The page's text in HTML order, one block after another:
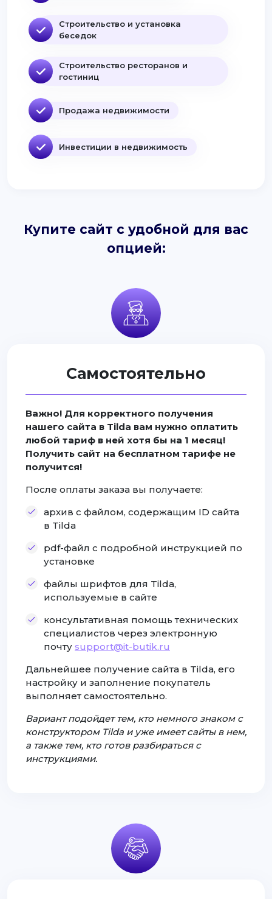
Строительство и установка
беседок
Строительство ресторанов и
гостиниц
Продажа недвижимости
Инвестиции в недвижимость
Купите сайт с удобной для вас
опцией:
Самостоятельно
Важно! Для корректного получения
нашего сайта в Tilda вам нужно оплатить
любой тариф в ней хотя бы на 1 месяц!
Получить сайт на бесплатном тарифе не
получится!
После оплаты заказа вы получаете:
архив с файлом, содержащим ID сайта
в Tilda
pdf-файл с подробной инструкцией по
установке
файлы шрифтов для Tilda,
используемые в сайте
консультативная помощь технических
специалистов через электронную
почту support@it-butik.ru
Дальнейшее получение сайта в Tilda, его
настройку и заполнение покупатель
выполняет самостоятельно.
Вариант подойдет тем, кто немного знаком с
конструктором Tilda и уже имеет сайты в нем,
а также тем, кто готов разбираться с
инструкциями.